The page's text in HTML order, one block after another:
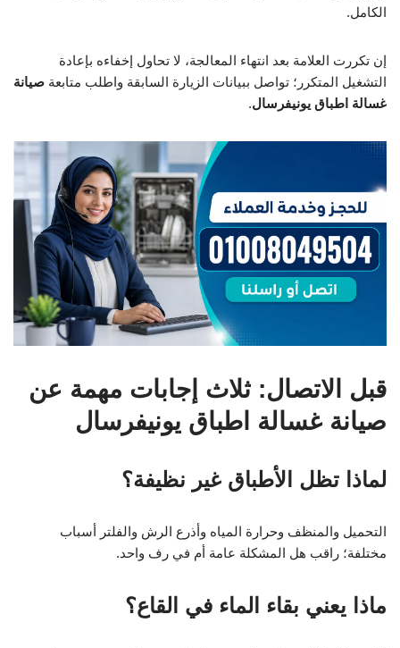
الكامل.
إن تكررت العلامة بعد انتهاء المعالجة، لا تحاول إخفاءه بإعادة
التشغيل المتكرر؛ تواصل ببيانات الزيارة السابقة واطلب متابعة صيانة
غسالة اطباق يونيفرسال.
قبل الاتصال: ثلاث إجابات مهمة عن
صيانة غسالة اطباق يونيفرسال
لماذا تظل الأطباق غير نظيفة؟
التحميل والمنظف وحرارة المياه وأذرع الرش والفلتر أسباب
مختلفة؛ راقب هل المشكلة عامة أم في رف واحد.
ماذا يعني بقاء الماء في القاع؟